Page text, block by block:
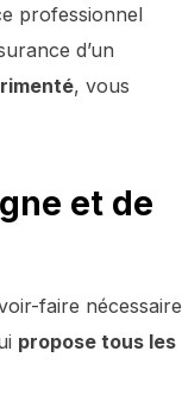
professionnel
d’un
, vous
et de
faire nécessaire
propose tous les